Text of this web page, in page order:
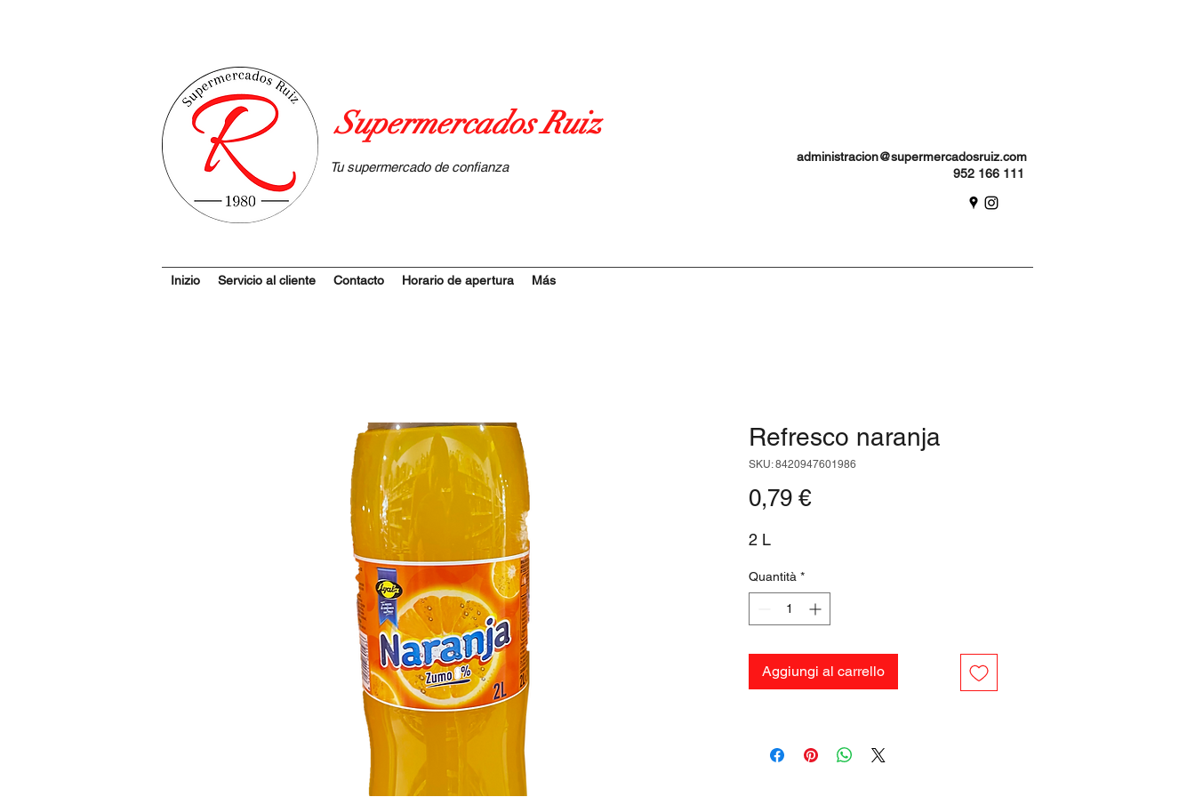
Supermercados Ruiz
Tu supermercado de confianza
administracion@supermercadosruiz.com
952 166 111
Inizio Servicio al cliente Contacto Horario de apertura Más
Refresco naranja
SKU: 8420947601986
0,79 €Prezzo
2 L
Quantità *
Aggiungi al carrello